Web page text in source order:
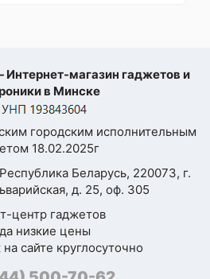
0.395 л
магазин гаджетов и
в Минске
городским исполнительным
18.02.2025г
Беларусь, 220073, г.
д. 25, оф. 305
центр гаджетов
низкие цены
сайте круглосуточно